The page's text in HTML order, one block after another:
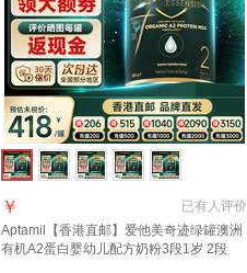
已有人评价
￥
Aptamil【香港直邮】爱他美奇迹绿罐澳洲
有机A2蛋白婴幼儿配方奶粉3段1岁 2段